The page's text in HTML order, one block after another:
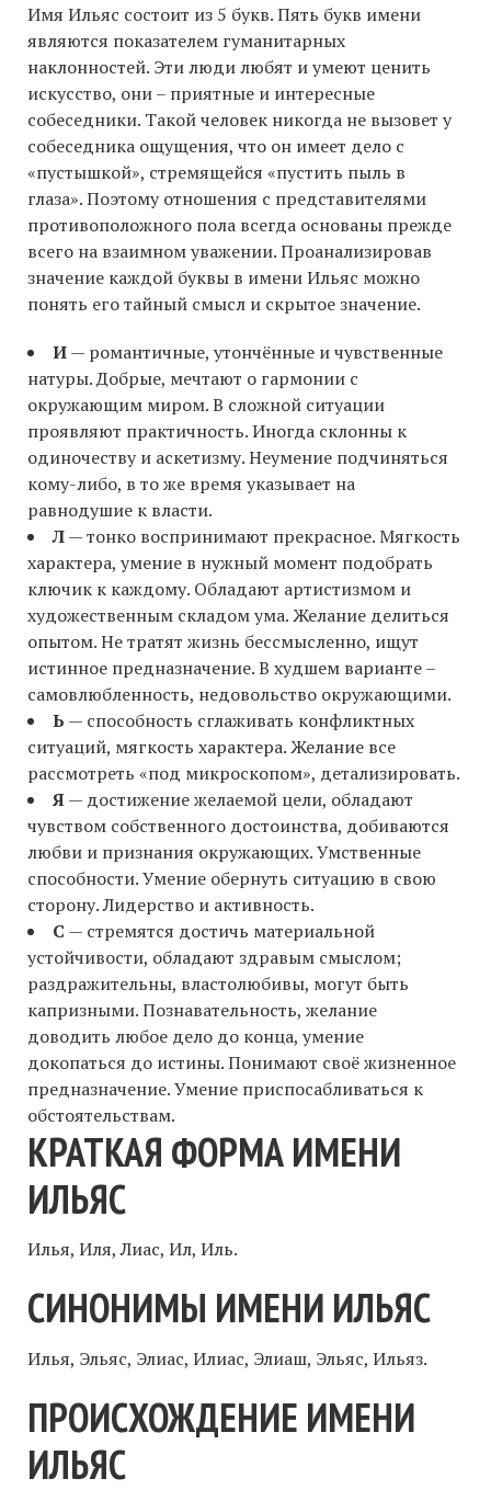
Имя Ильяс состоит из 5 букв. Пять букв имени
являются показателем гуманитарных
наклонностей. Эти люди любят и умеют ценить
искусство, они – приятные и интересные
собеседники. Такой человек никогда не вызовет у
собеседника ощущения, что он имеет дело с
«пустышкой», стремящейся «пустить пыль в
глаза». Поэтому отношения с представителями
противоположного пола всегда основаны прежде
всего на взаимном уважении. Проанализировав
значение каждой буквы в имени Ильяс можно
понять его тайный смысл и скрытое значение.
И— романтичные, утончённые и чувственные
натуры. Добрые, мечтают о гармонии с
окружающим миром. В сложной ситуации
проявляют практичность. Иногда склонны к
одиночеству и аскетизму. Неумение подчиняться
кому-либо, в то же время указывает на
равнодушие к власти.
Л— тонко воспринимают прекрасное. Мягкость
характера, умение в нужный момент подобрать
ключик к каждому. Обладают артистизмом и
художественным складом ума. Желание делиться
опытом. Не тратят жизнь бессмысленно, ищут
истинное предназначение. В худшем варианте –
самовлюбленность, недовольство окружающими.
Ь — способность сглаживать конфликтных
ситуаций, мягкость характера. Желание все
рассмотреть «под микроскопом», детализировать.
Я— достижение желаемой цели, обладают
чувством собственного достоинства, добиваются
любви и признания окружающих. Умственные
способности. Умение обернуть ситуацию в свою
сторону. Лидерство и активность.
С — стремятся достичь материальной
устойчивости, обладают здравым смыслом;
раздражительны, властолюбивы, могут быть
капризными. Познавательность, желание
доводить любое дело до конца, умение
докопаться до истины. Понимают своё жизненное
предназначение. Умение приспосабливаться к
обстоятельствам.
КРАТКАЯ ФОРМА ИМЕНИ
ИЛЬЯС
Илья, Иля, Лиас, Ил, Иль.
СИНОНИМЫ ИМЕНИ ИЛЬЯС
Илья, Эльяс, Элиас, Илиас, Элиаш, Эльяс, Ильяз.
ПРОИСХОЖДЕНИЕ ИМЕНИ
ИЛЬЯС